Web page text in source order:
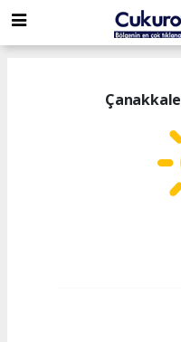
dini
chat
islami
chat
islami
sohbetler
Çanakkale